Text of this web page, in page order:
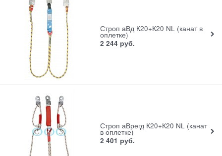
Строп аВд К20+К20 NL (канат в
оплетке)
2 244 руб.
Строп аВрегд К20+К20 NL (канат
в оплетке)
2 401 руб.